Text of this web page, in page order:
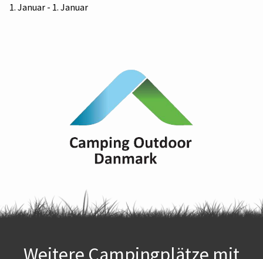
1. Januar - 1. Januar
Weitere Campingplätze mit